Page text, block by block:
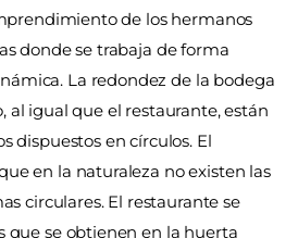
de los hermanos
donde se trabaja de forma
La redondez de la bodega
al igual que el restaurante, están
dispuestos en círculos. El
en la naturaleza no existen las
circulares. El restaurante se
que se obtienen en la huerta